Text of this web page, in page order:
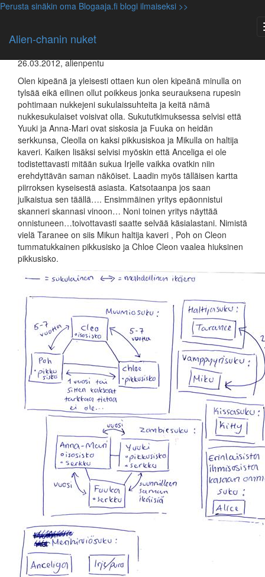
Perusta sinäkin oma Blogaaja.fi blogi ilmaiseksi >>
Alien-chanin nuket
Anceliga,Anna-Mari,Cleo,Miku,Monster High nuket
Nukkejeni sukulaiset : D
26.03.2012, alienpentu
Olen kipeänä ja yleisesti ottaen kun olen kipeänä minulla on
tylsää eikä eilinen ollut poikkeus jonka seurauksena rupesin
pohtimaan nukkejeni sukulaissuhteita ja keitä nämä
nukkesukulaiset voisivat olla. Sukututkimuksessa selvisi että
Yuuki ja Anna-Mari ovat siskosia ja Fuuka on heidän
serkkunsa, Cleolla on kaksi pikkusiskoa ja Mikulla on haltija
kaveri. Kaiken lisäksi selvisi myöskin että Anceliga ei ole
todistettavasti mitään sukua Irjelle vaikka ovatkin niin
erehdyttävän saman näköiset. Laadin myös tälläisen kartta
piirroksen kyseisestä asiasta. Katsotaanpa jos saan
julkaistua sen täällä…. Ensimmäinen yritys epäonnistui
skanneri skannasi vinoon… Noni toinen yritys näyttää
onnistuneen…toivottavasti saatte selvää käsialastani. Nimistä
vielä Taranee on siis Mikun haltija kaveri , Poh on Cleon
tummatukkainen pikkusisko ja Chloe Cleon vaalea hiuksinen
pikkusisko.